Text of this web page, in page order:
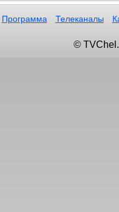
Программа Телеканалы
©